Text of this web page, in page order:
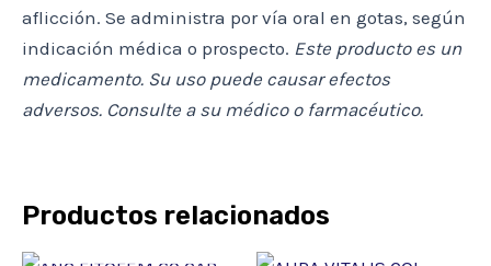
aflicción. Se administra por vía oral en gotas, según
indicación médica o prospecto. Este producto es un
medicamento. Su uso puede causar efectos
adversos. Consulte a su médico o farmacéutico.
Productos relacionados